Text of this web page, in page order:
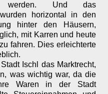
werden. Und das
horizontal in den
hinter den Häusern,
mit Karren und heute
fahren. Dies erleichterte
Ischl das Marktrecht,
was wichtig war, da die
Waren in der Stadt